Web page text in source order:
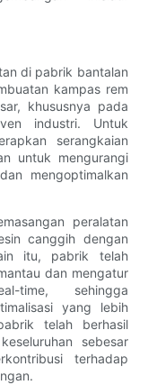
di pabrik bantalan
kampas rem
khususnya pada
industri. Untuk
serangkaian
untuk mengurangi
mengoptimalkan
peralatan
canggih dengan
itu, pabrik telah
dan mengatur
time, sehingga
yang lebih
telah berhasil
sebesar
terhadap